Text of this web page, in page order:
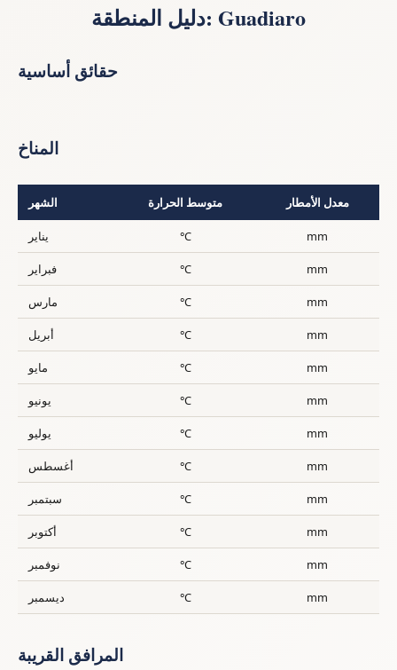
دليل المنطقة: Guadiaro
حقائق أساسية
المناخ
الشهر متوسط الحرارة معدل الأمطار
يناير °C mm
فبراير °C mm
مارس °C mm
أبريل °C mm
مايو °C mm
يونيو °C mm
يوليو °C mm
أغسطس °C mm
سبتمبر °C mm
أكتوبر °C mm
نوفمبر °C mm
ديسمبر °C mm
المرافق القريبة